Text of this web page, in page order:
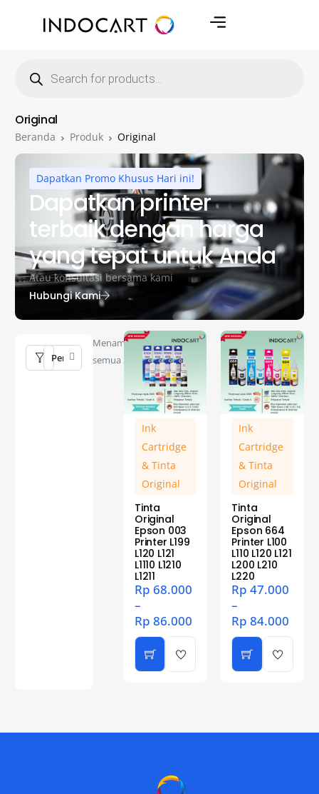
Original
Beranda Produk Original
Dapatkan Promo Khusus Hari ini!
Dapatkan printer
terbaik dengan harga
yang tepat untuk Anda
Atau konsultasi bersama kami
Hubungi Kami
Menampilkan
semua 2 hasil
Ink
Cartridge
& Tinta
Original
Tinta
Original
Epson 003
Printer L199
L120 L121
L1110 L1210
L1211
Rp 68.000
–
Rp 86.000
Ink
Cartridge
& Tinta
Original
Tinta
Original
Epson 664
Printer L100
L110 L120 L121
L200 L210
L220
Rp 47.000
–
Rp 84.000